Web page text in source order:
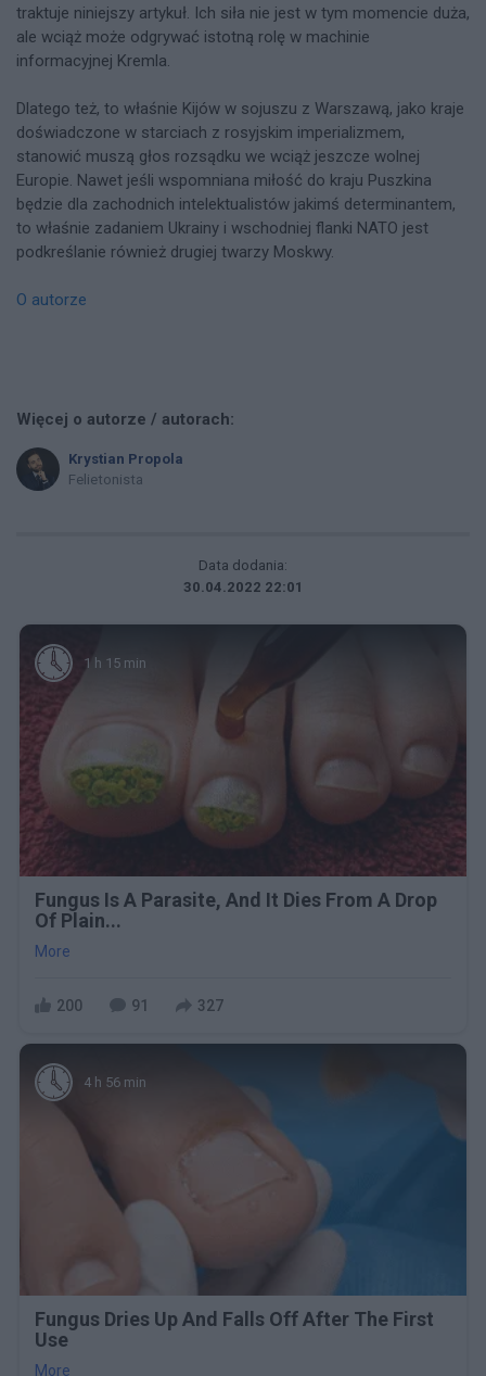
traktuje niniejszy artykuł. Ich siła nie jest w tym momencie duża,
ale wciąż może odgrywać istotną rolę w machinie
informacyjnej Kremla.
Dlatego też, to właśnie Kijów w sojuszu z Warszawą, jako kraje
doświadczone w starciach z rosyjskim imperializmem,
stanowić muszą głos rozsądku we wciąż jeszcze wolnej
Europie. Nawet jeśli wspomniana miłość do kraju Puszkina
będzie dla zachodnich intelektualistów jakimś determinantem,
to właśnie zadaniem Ukrainy i wschodniej flanki NATO jest
podkreślanie również drugiej twarzy Moskwy.
O autorze
Więcej o autorze / autorach:
Krystian Propola
Felietonista
Data dodania:
30.04.2022 22:01
1 h 15 min
Fungus Is A Parasite, And It Dies From A Drop
Of Plain...
More
200 91 327
4 h 56 min
Fungus Dries Up And Falls Off After The First
Use
More